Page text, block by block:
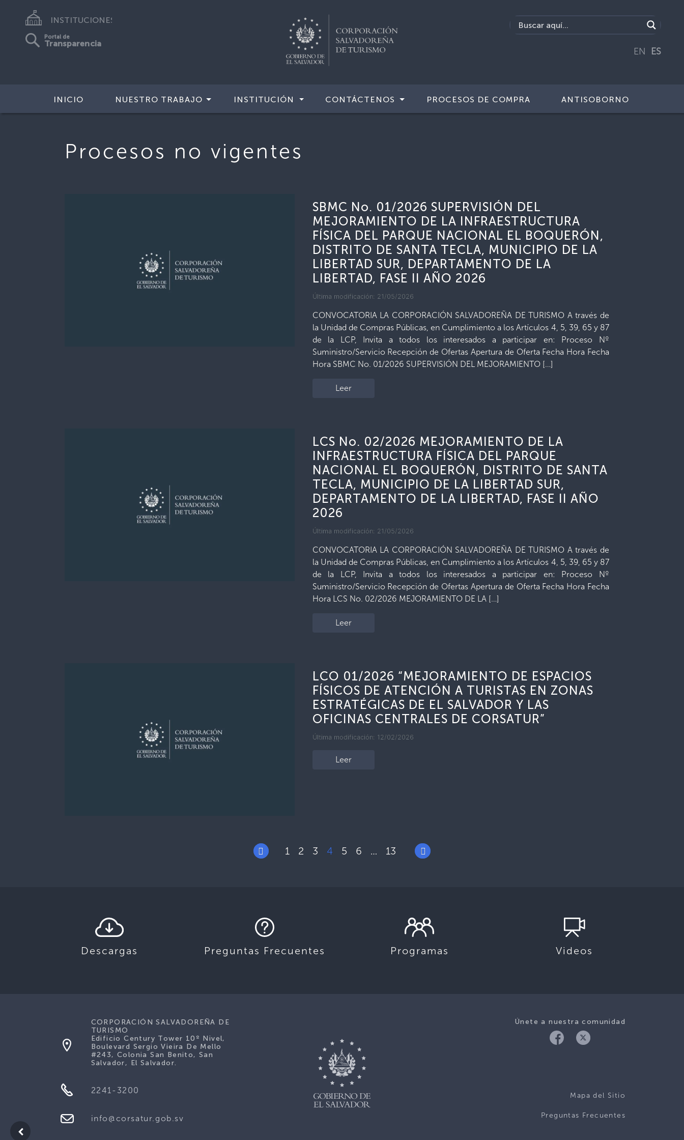
INSTITUCIONES
Portal de
Transparencia
EN ES
INICIO NUESTRO TRABAJO INSTITUCIÓN CONTÁCTENOS PROCESOS DE COMPRA ANTISOBORNO
Procesos no vigentes
SBMC No. 01/2026 SUPERVISIÓN DEL
MEJORAMIENTO DE LA INFRAESTRUCTURA
FÍSICA DEL PARQUE NACIONAL EL BOQUERÓN,
DISTRITO DE SANTA TECLA, MUNICIPIO DE LA
LIBERTAD SUR, DEPARTAMENTO DE LA
LIBERTAD, FASE II AÑO 2026
Última modificación: 21/05/2026
CONVOCATORIA LA CORPORACIÓN SALVADOREÑA DE TURISMO A través de
la Unidad de Compras Públicas, en Cumplimiento a los Artículos 4, 5, 39, 65 y 87
de la LCP, Invita a todos los interesados a participar en: Proceso Nº
Suministro/Servicio Recepción de Ofertas Apertura de Oferta Fecha Hora Fecha
Hora SBMC No. 01/2026 SUPERVISIÓN DEL MEJORAMIENTO […]
Leer
LCS No. 02/2026 MEJORAMIENTO DE LA
INFRAESTRUCTURA FÍSICA DEL PARQUE
NACIONAL EL BOQUERÓN, DISTRITO DE SANTA
TECLA, MUNICIPIO DE LA LIBERTAD SUR,
DEPARTAMENTO DE LA LIBERTAD, FASE II AÑO
2026
Última modificación: 21/05/2026
CONVOCATORIA LA CORPORACIÓN SALVADOREÑA DE TURISMO A través de
la Unidad de Compras Públicas, en Cumplimiento a los Artículos 4, 5, 39, 65 y 87
de la LCP, Invita a todos los interesados a participar en: Proceso Nº
Suministro/Servicio Recepción de Ofertas Apertura de Oferta Fecha Hora Fecha
Hora LCS No. 02/2026 MEJORAMIENTO DE LA […]
Leer
LCO 01/2026 “MEJORAMIENTO DE ESPACIOS
FÍSICOS DE ATENCIÓN A TURISTAS EN ZONAS
ESTRATÉGICAS DE EL SALVADOR Y LAS
OFICINAS CENTRALES DE CORSATUR”
Última modificación: 12/02/2026
Leer
1 2 3 4 5 6 … 13
Descargas Preguntas Frecuentes Programas Videos
Únete a nuestra comunidad
Mapa del Sitio
Preguntas Frecuentes
CORPORACIÓN SALVADOREÑA DE
TURISMO
Edificio Century Tower 10º Nivel,
Boulevard Sergio Vieira De Mello
#243, Colonia San Benito, San
Salvador, El Salvador.
2241-3200
info@corsatur.gob.sv